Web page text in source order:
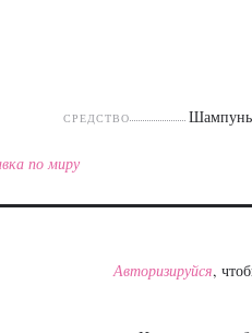
СРЕДСТВО Шампунь
по миру
Авторизируйся,